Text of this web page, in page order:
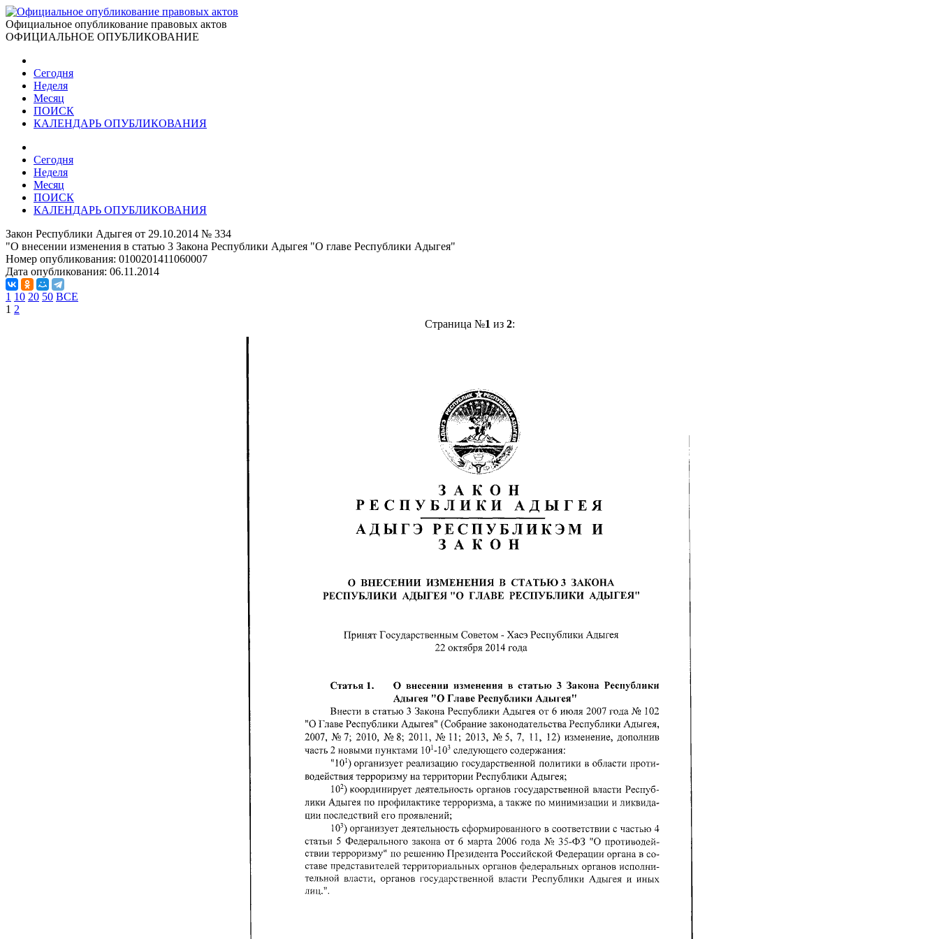
Официальное опубликование правовых актов
ОФИЦИАЛЬНОЕ ОПУБЛИКОВАНИЕ
Сегодня
Неделя
Месяц
ПОИСК
КАЛЕНДАРЬ ОПУБЛИКОВАНИЯ
Сегодня
Неделя
Месяц
ПОИСК
КАЛЕНДАРЬ ОПУБЛИКОВАНИЯ
Закон Республики Адыгея от 29.10.2014 № 334
"О внесении изменения в статью 3 Закона Республики Адыгея "О главе Республики Адыгея"
Номер опубликования: 0100201411060007
Дата опубликования: 06.11.2014
1 10 20 50 ВСЕ
1 2
Страница №1 из 2: